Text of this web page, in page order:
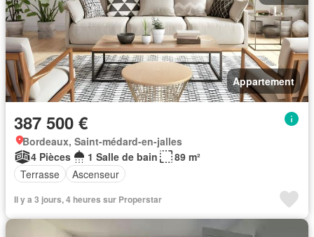
Appartement
387 500 €
Bordeaux, Saint-médard-en-jalles
4 Pièces
1 Salle de bain
89 m²
Terrasse
Ascenseur
Il y a 3 jours, 4 heures sur Properstar